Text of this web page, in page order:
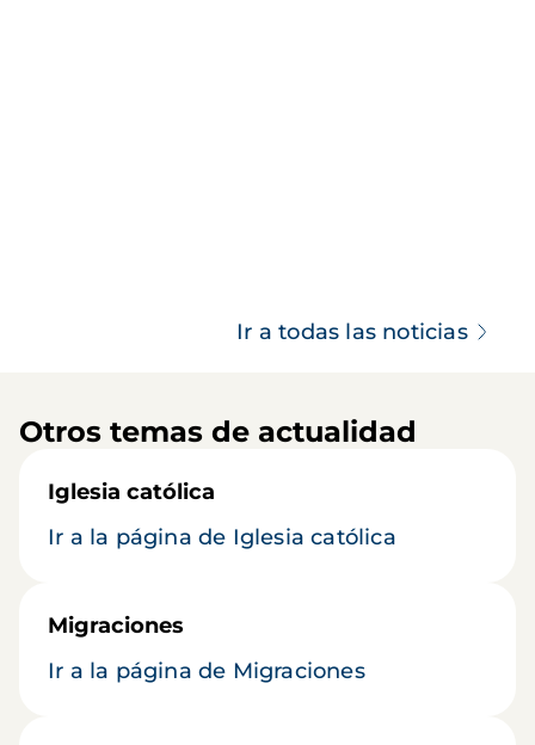
Ir a todas las noticias
Otros temas de actualidad
Iglesia católica
Ir a la página de Iglesia católica
Migraciones
Ir a la página de Migraciones